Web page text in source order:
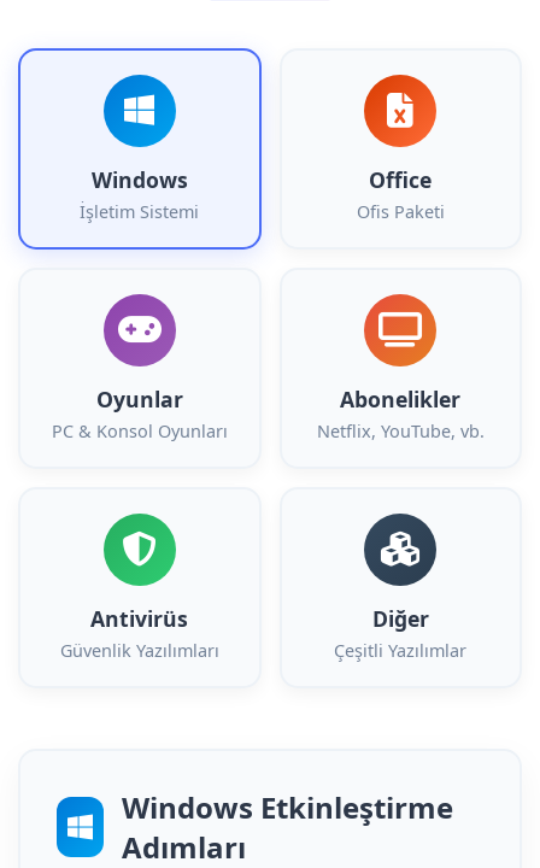
Windows
İşletim Sistemi
Office
Ofis Paketi
Oyunlar
PC & Konsol Oyunları
Abonelikler
Netflix, YouTube, vb.
Antivirüs
Güvenlik Yazılımları
Diğer
Çeşitli Yazılımlar
Windows Etkinleştirme
Adımları